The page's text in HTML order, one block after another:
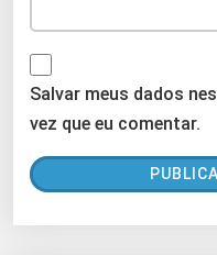
Salvar meus dados
vez que eu comentar.